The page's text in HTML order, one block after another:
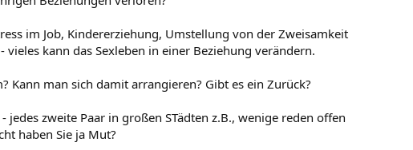
im Job, Kindererziehung, Umstellung von der Zweisamkeit
vieles kann das Sexleben in einer Beziehung verändern.
Kann man sich damit arrangieren? Gibt es ein Zurück?
jedes zweite Paar in großen STädten z.B., wenige reden offen
haben Sie ja Mut?